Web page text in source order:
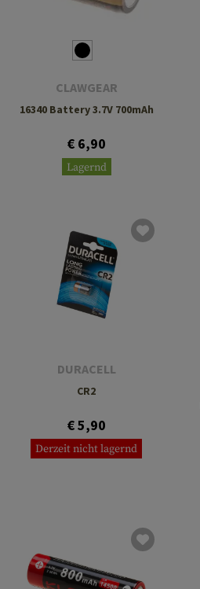
CLAWGEAR
16340 Battery 3.7V 700mAh
€ 6,90
Lagernd
DURACELL
CR2
€ 5,90
Derzeit nicht lagernd